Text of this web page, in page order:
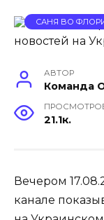
САНЯ ВО
АВТОР
Команда
21.1к.
Вечером
канале